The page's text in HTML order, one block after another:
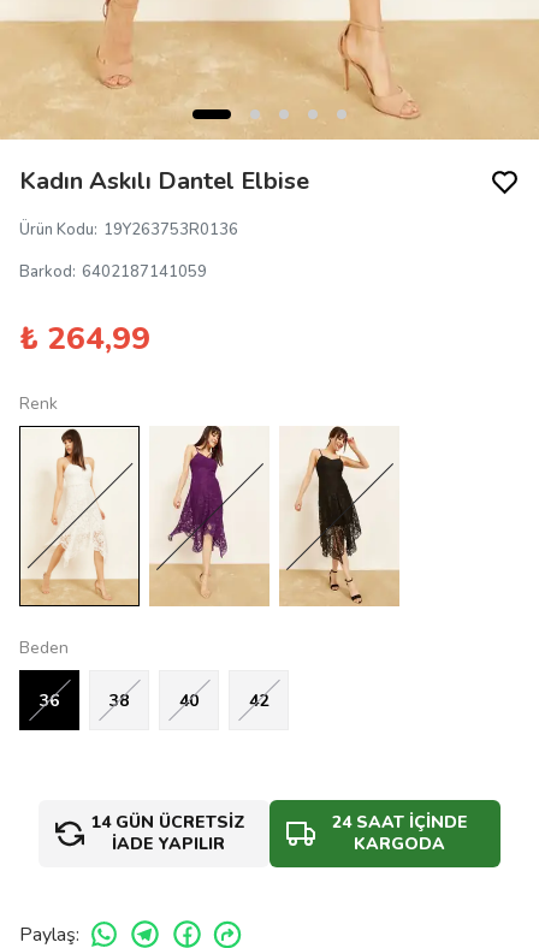
Kadın Askılı Dantel Elbise
Ürün Kodu: 19Y263753R0136
Barkod: 6402187141059
₺ 264,99
Renk
Beden
36 38 40 42
14 GÜN ÜCRETSİZ
İADE YAPILIR
24 SAAT İÇİNDE
KARGODA
Paylaş: